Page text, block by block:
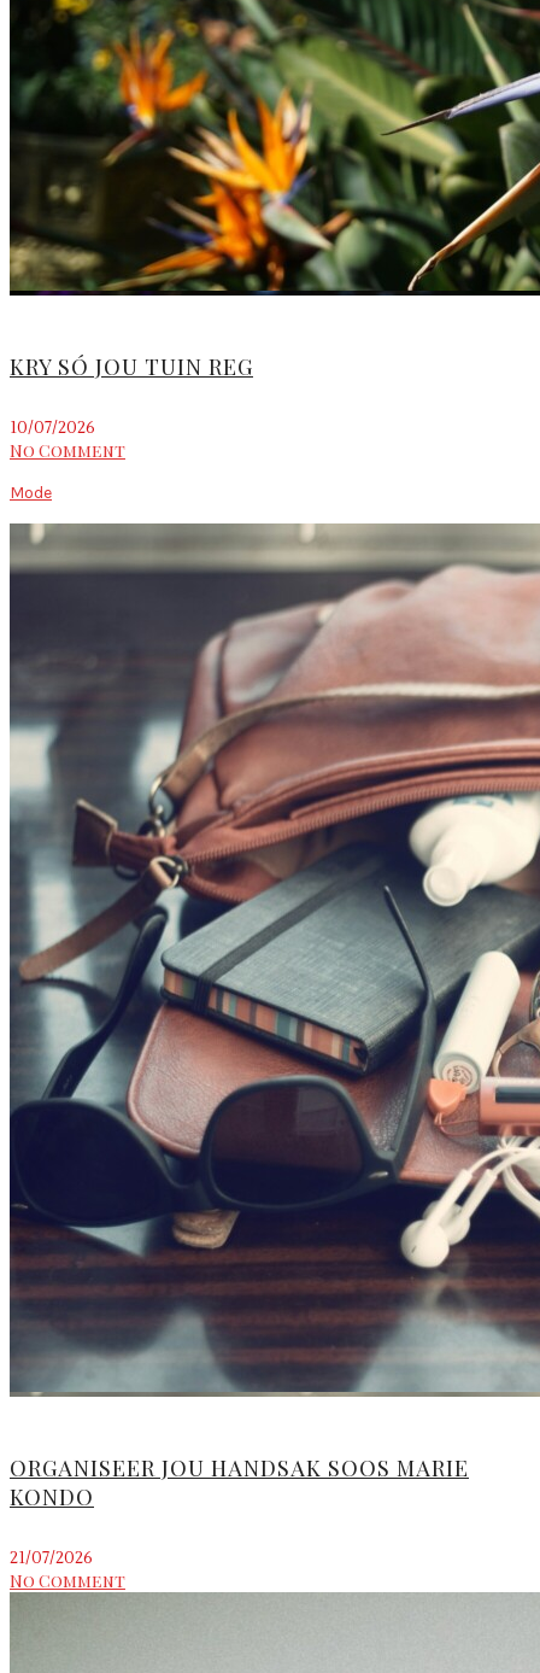
KRY SÓ JOU TUIN REG
10/07/2026
No Comment
Mode
ORGANISEER JOU HANDSAK SOOS MARIE
KONDO
21/07/2026
No Comment